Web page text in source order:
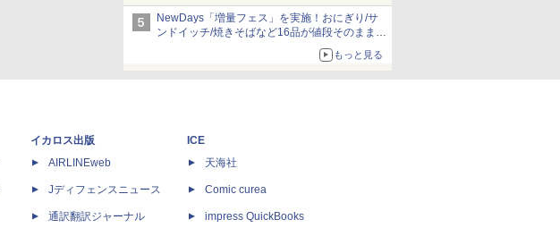
NewDays「増量フェス」を実施！おにぎり/サ
ンドイッチ/焼きそばなど16品が値段そのままで
もっと見る
イカロス出版
AIRLINEweb
Jディフェンスニュース
通訳翻訳ジャーナル
ICE
天海社
Comic curea
impress QuickBooks